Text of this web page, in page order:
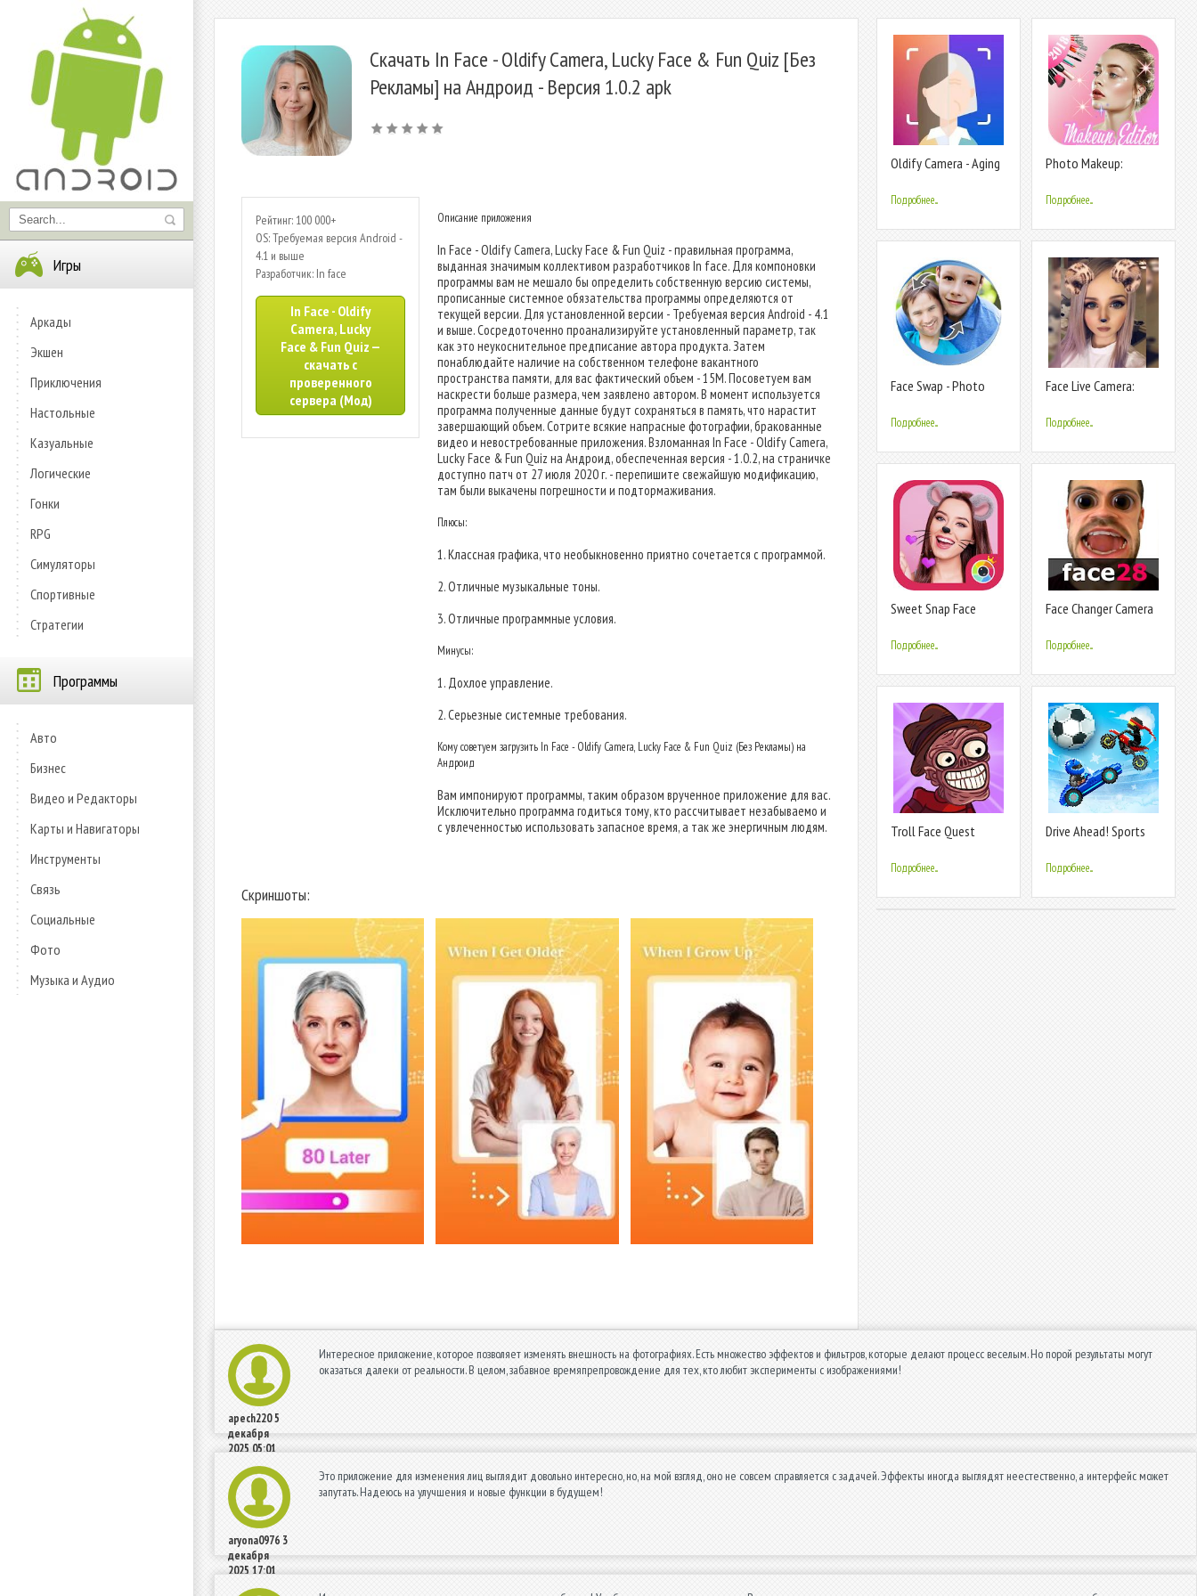
Игры
Аркады
Экшен
Приключения
Настольные
Казуальные
Логические
Гонки
RPG
Симуляторы
Спортивные
Стратегии
Программы
Авто
Бизнес
Видео и Редакторы
Карты и Навигаторы
Инструменты
Связь
Социальные
Фото
Музыка и Аудио
Скачать In Face - Oldify Camera, Lucky Face & Fun Quiz [Без
Рекламы] на Андроид - Версия 1.0.2 apk
Рейтинг: 100 000+
OS: Требуемая версия Android -
4.1 и выше
Разработчик: In face
In Face - Oldify
Camera, Lucky
Face & Fun Quiz —
скачать с
проверенного
сервера (Мод)
Описание приложения
In Face - Oldify Camera, Lucky Face & Fun Quiz - правильная программа,
выданная значимым коллективом разработчиков In face. Для компоновки
программы вам не мешало бы определить собственную версию системы,
прописанные системное обязательства программы определяются от
текущей версии. Для установленной версии - Требуемая версия Android - 4.1
и выше. Сосредоточенно проанализируйте установленный параметр, так
как это неукоснительное предписание автора продукта. Затем
понаблюдайте наличие на собственном телефоне вакантного
пространства памяти, для вас фактический объем - 15M. Посоветуем вам
наскрести больше размера, чем заявлено автором. В момент используется
программа полученные данные будут сохраняться в память, что нарастит
завершающий объем. Сотрите всякие напрасные фотографии, бракованные
видео и невостребованные приложения. Взломанная In Face - Oldify Camera,
Lucky Face & Fun Quiz на Андроид, обеспеченная версия - 1.0.2, на страничке
доступно патч от 27 июля 2020 г. - перепишите свежайшую модификацию,
там были выкачены погрешности и подтормаживания.
Плюсы:
1. Классная графика, что необыкновенно приятно сочетается с программой.
2. Отличные музыкальные тоны.
3. Отличные программные условия.
Минусы:
1. Дохлое управление.
2. Серьезные системные требования.
Кому советуем загрузить In Face - Oldify Camera, Lucky Face & Fun Quiz (Без Рекламы) на
Андроид
Вам импонируют программы, таким образом врученное приложение для вас.
Исключительно программа годиться тому, кто рассчитывает незабываемо и
с увлеченностью использовать запасное время, а так же энергичным людям.
Скриншоты:
Oldify Camera - Aging
Predict
Подробнее...
Photo Makeup:
Makeup Face
Подробнее...
Face Swap - Photo
Подробнее...
Face Live Camera:
фотофильтр
Подробнее...
Sweet Snap Face
Edit cam
Подробнее...
Face Changer Camera
Подробнее...
Troll Face Quest
Подробнее...
Drive Ahead! Sports
Подробнее...
apech2205
декабря
2025 05:01
Интересное приложение, которое позволяет изменять внешность на фотографиях. Есть множество эффектов и фильтров, которые делают процесс веселым. Но порой результаты могут
оказаться далеки от реальности. В целом, забавное времяпрепровождение для тех, кто любит эксперименты с изображениями!
aryona0976 3
декабря
2025 17:01
Это приложение для изменения лиц выглядит довольно интересно, но, на мой взгляд, оно не совсем справляется с задачей. Эффекты иногда выглядят неестественно, а интерфейс может
запутать. Надеюсь на улучшения и новые функции в будущем!